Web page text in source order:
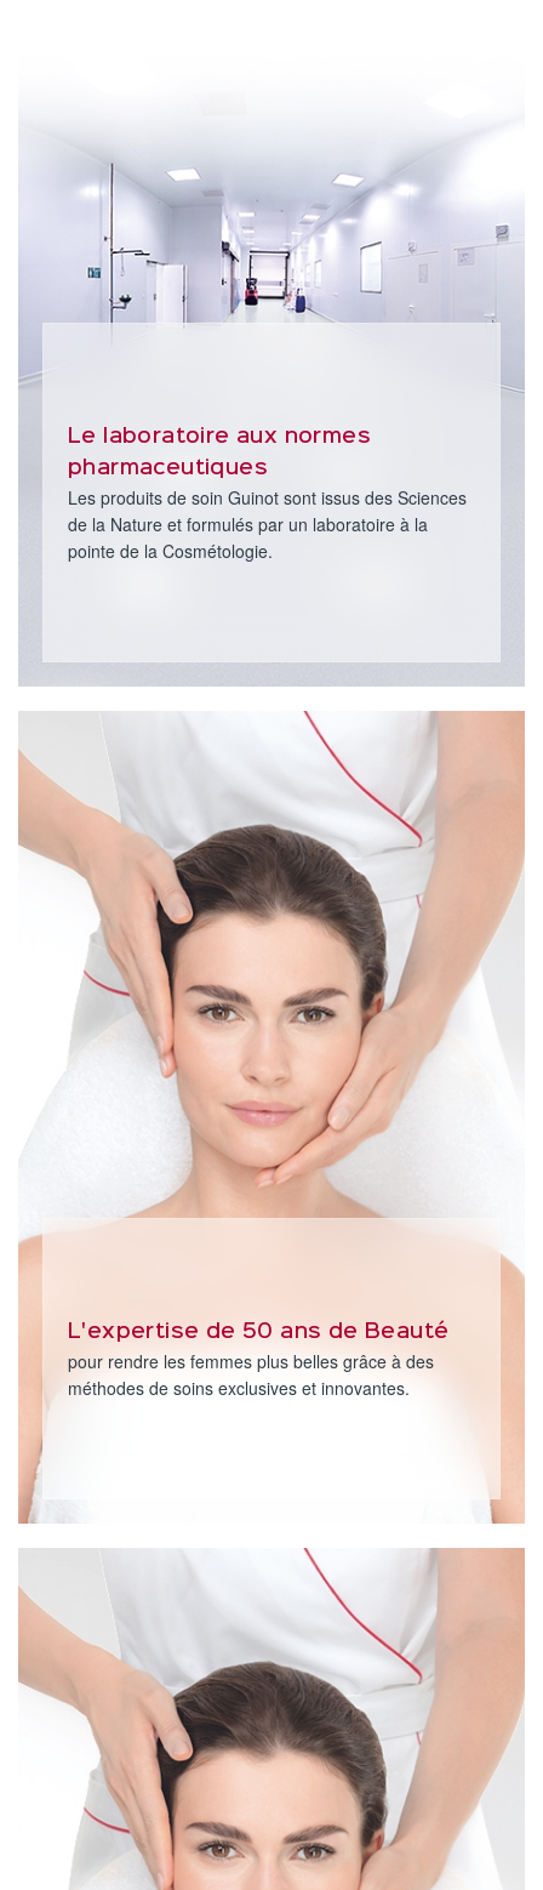
Le laboratoire aux normes
pharmaceutiques
Les produits de soin Guinot sont issus des Sciences
de la Nature et formulés par un laboratoire à la
pointe de la Cosmétologie.
L'expertise de 50 ans de Beauté
pour rendre les femmes plus belles grâce à des
méthodes de soins exclusives et innovantes.